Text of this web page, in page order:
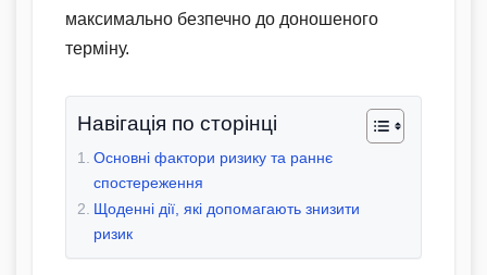
максимально безпечно до доношеного
терміну.
Навігація по сторінці
Основні фактори ризику та раннє
спостереження
Щоденні дії, які допомагають знизити
ризик